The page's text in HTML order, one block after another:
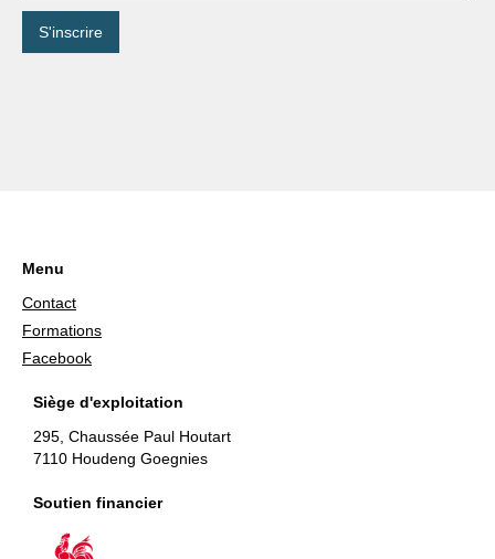
Menu
Contact
Formations
Facebook
Siège d'exploitation
295, Chaussée Paul Houtart
7110 Houdeng Goegnies
Soutien financier